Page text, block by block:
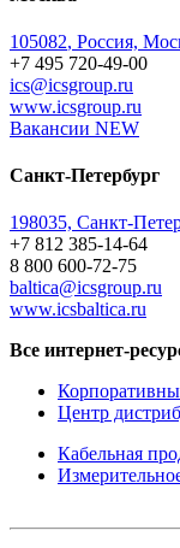
105082, Россия,
+7 495 720-49-00
ics@icsgroup.ru
www.icsgroup.ru
Вакансии NEW
Санкт-Петербург
198035, Санкт-
+7 812 385-14-64
8 800 600-72-75
baltica@icsgroup.ru
www.icsbaltica.ru
Все интернет-
Центр
Кабельная